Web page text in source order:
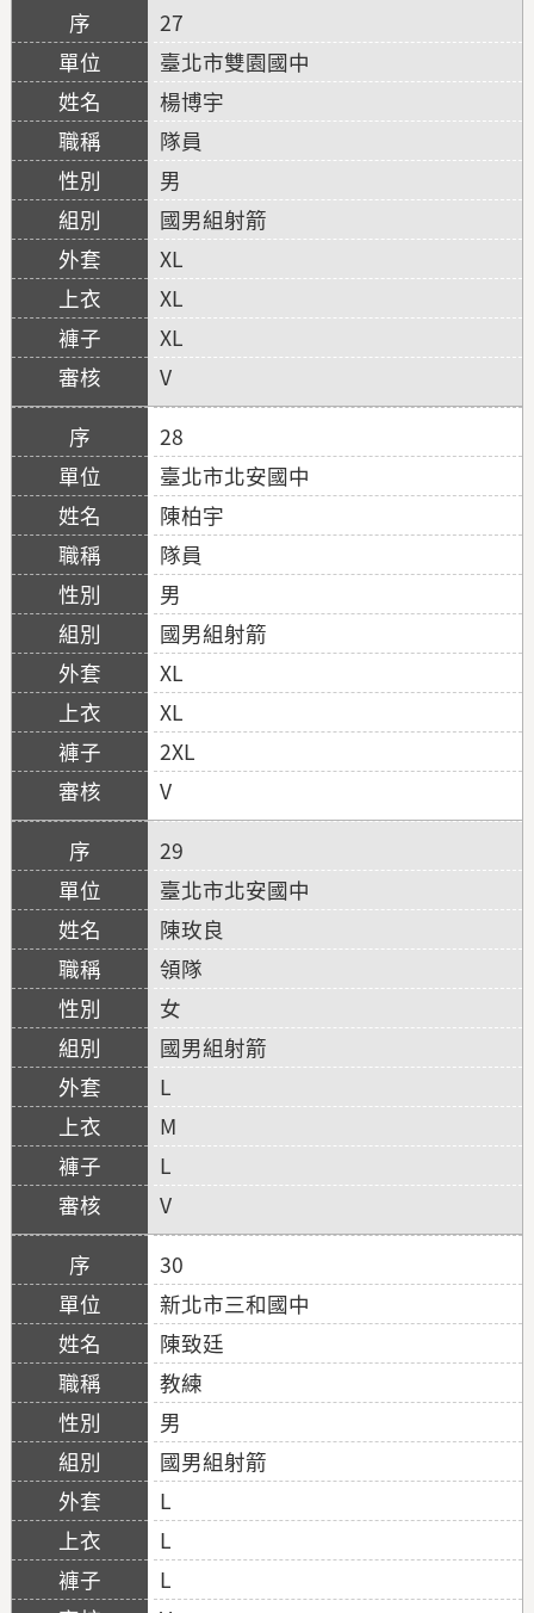
27
臺北市雙園國中
楊博宇
隊員
男
國男組射箭
XL
XL
XL
V
28
臺北市北安國中
陳柏宇
隊員
男
國男組射箭
XL
XL
2XL
V
29
臺北市北安國中
陳玫良
領隊
女
國男組射箭
L
M
L
V
30
新北市三和國中
陳致廷
教練
男
國男組射箭
L
L
L